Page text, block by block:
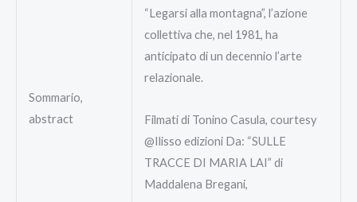
Sommario,
abstract
“Legarsi alla montagna”, l’azione
collettiva che, nel 1981, ha
anticipato di un decennio l’arte
relazionale.
Filmati di Tonino Casula, courtesy
@Ilisso edizioni Da: “SULLE
TRACCE DI MARIA LAI” di
Maddalena Bregani,